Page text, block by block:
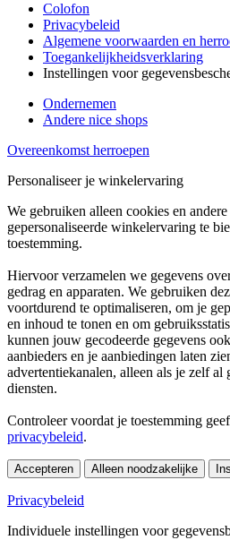
Colofon
Privacybeleid
Algemene voorwaarden en
Toegankelijkheidsverklaring
Instellingen voor
Ondernemen
Andere nice shops
Overeenkomst herroepen
Personaliseer je winkelervaring
We gebruiken alleen cookies en
gepersonaliseerde winkelervaring te
toestemming.
Hiervoor verzamelen we gegevens
gedrag en apparaten. We gebruiken
voortdurend te optimaliseren, om je
en inhoud te tonen en om
kunnen jouw gecodeerde gegevens
aanbieders en je aanbiedingen laten
advertentiekanalen, alleen als je zelf al
diensten.
Controleer voordat je toestemming
privacybeleid.
Accepteren Alleen noodzakelijke
Privacybeleid
Individuele instellingen voor